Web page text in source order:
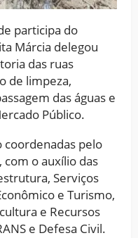
participa do
Márcia delegou
das ruas
de limpeza,
das águas e
Público.
coordenadas pelo
o auxílio das
Serviços
e Turismo,
e Recursos
e Defesa Civil.